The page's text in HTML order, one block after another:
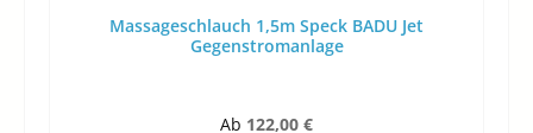
Massageschlauch 1,5m Speck BADU Jet
Gegenstromanlage
Regulärer Preis:
Ab 122,00 €